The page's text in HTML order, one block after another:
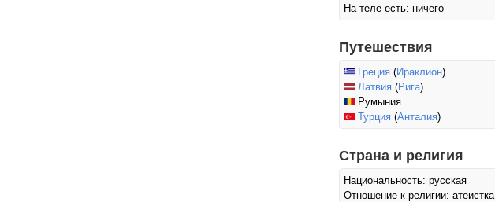
На теле есть: ничего
Путешествия
Греция (Ираклион)
Латвия (Рига)
Румыния
Турция (Анталия)
Страна и религия
Национальность: русская
Отношение к религии: атеистка